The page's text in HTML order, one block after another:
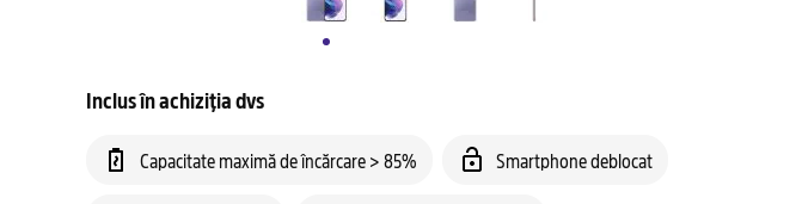
Inclus în achiziția dvs
Capacitate maximă de încărcare > 85% Smartphone deblocat